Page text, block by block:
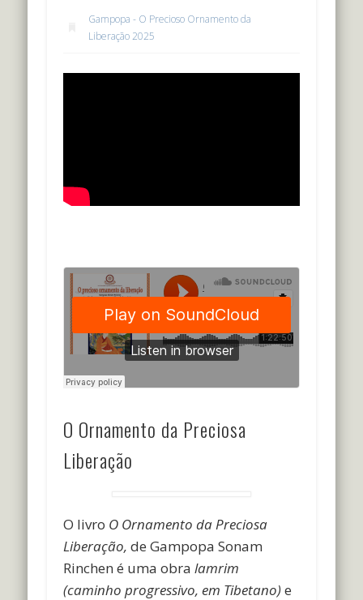
Gampopa - O Precioso Ornamento da
Liberação 2025
O Ornamento da Preciosa
Liberação
O livro O Ornamento da Preciosa
Liberação,de Gampopa Sonam
Rinchen é uma obralamrim
(caminho progressivo, em Tibetano)e